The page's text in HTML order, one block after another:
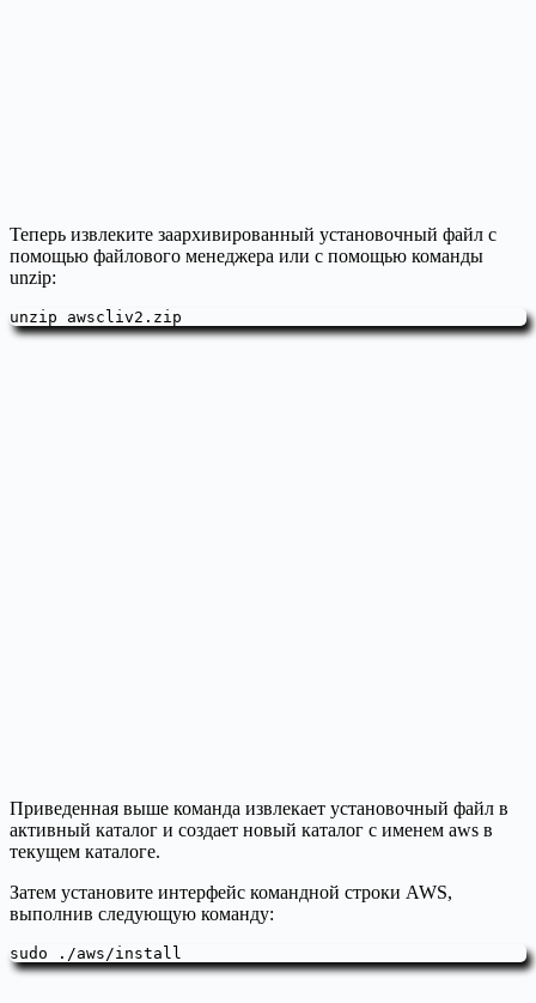
Теперь извлеките заархивированный установочный файл с
помощью файлового менеджера или с помощью команды
unzip:
unzip awscliv2.zip
Приведенная выше команда извлекает установочный файл в
активный каталог и создает новый каталог с именем aws в
текущем каталоге.
Затем установите интерфейс командной строки AWS,
выполнив следующую команду:
sudo ./aws/install